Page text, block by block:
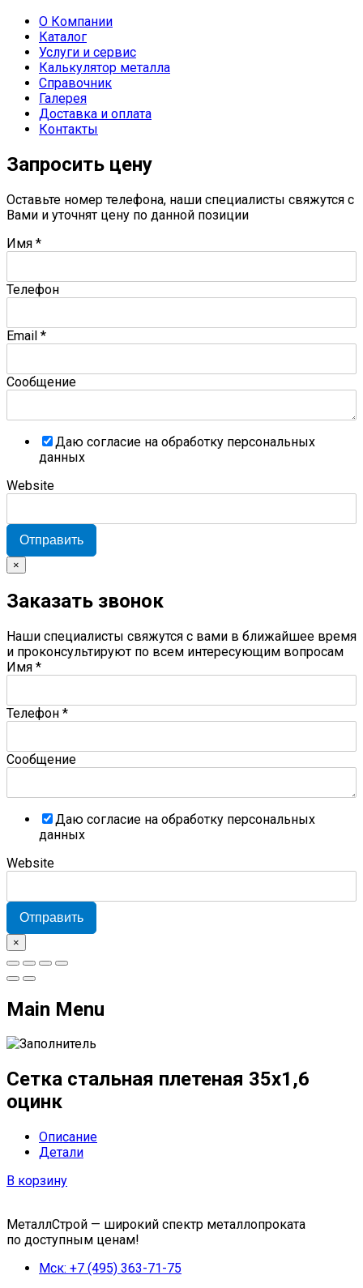
О Компании
Каталог
Услуги и сервис
Калькулятор металла
Справочник
Галерея
Доставка и оплата
Контакты
Запросить цену
Оставьте номер телефона, наши специалисты свяжутся с
Вами и уточнят цену по данной позиции
Имя *
Телефон
Email *
Сообщение
Даю согласие на обработку персональных
данных
Website
Отправить
×
Заказать звонок
Наши специалисты свяжутся с вами в ближайшее время
и проконсультируют по всем интересующим вопросам
Имя *
Телефон *
Сообщение
Даю согласие на обработку персональных
данных
Website
Отправить
×
Main Menu
Сетка стальная плетеная 35x1,6
оцинк
Описание
Детали
В корзину
МеталлСтрой — широкий спектр металлопроката
по доступным ценам!
Мск: +7 (495) 363-71-75